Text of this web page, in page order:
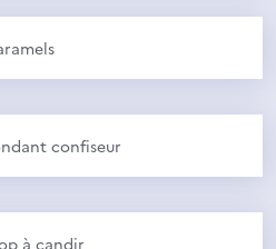
confiseur
à candir